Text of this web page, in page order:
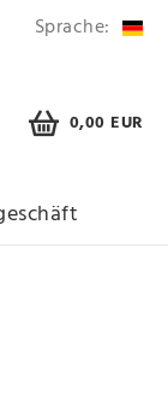
Sprache:
0,00 EUR